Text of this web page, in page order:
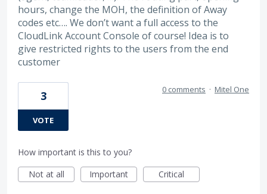
hours, change the MOH, the definition of Away
codes etc…. We don’t want a full access to the
CloudLink Account Console of course! Idea is to
give restricted rights to the users from the end
customer
3
VOTE
0 comments · Mitel One
How important is this to you?
Not at all
Important Critical